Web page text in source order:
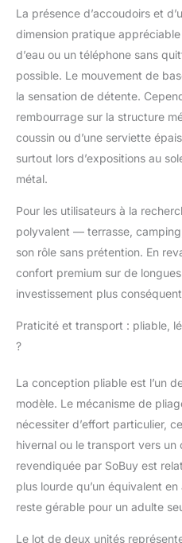
de
La présence d’accoudoirs et
dimension pratique
d’eau ou un téléphone sans
possible. Le mouvement de
la sensation de détente.
rembourrage sur la structure
coussin ou d’une serviette
surtout lors d’expositions au
métal.
Pour les utilisateurs à la
polyvalent — terrasse,
son rôle sans prétention. En
confort premium sur de
investissement plus
Praticité et transport : pliable,
?
La conception pliable est l’un
modèle. Le mécanisme de
nécessiter d’effort particulier,
hivernal ou le transport vers
revendiquée par SoBuy est
plus lourde qu’un équivalent
reste gérable pour un adulte
Le lot de deux unités